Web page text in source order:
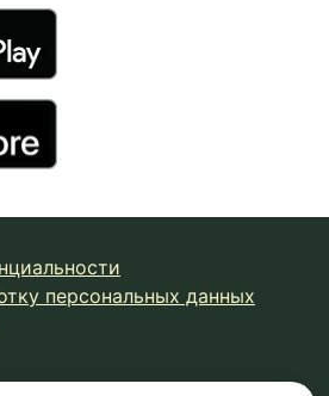
персональных данных